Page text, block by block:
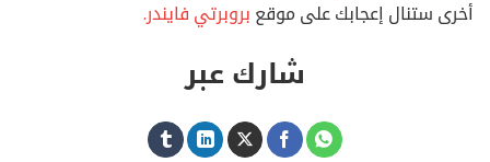
أخرى ستنال إعجابك على موقعبروبرتي فايندر.
شارك عبر